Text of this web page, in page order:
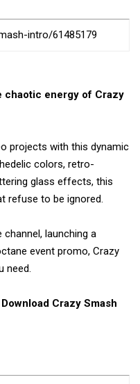
intro/61485179
chaotic energy of Crazy
projects with this dynamic
colors, retro-
glass effects, this
refuse to be ignored.
channel, launching a
event promo, Crazy
need.
Crazy Smash